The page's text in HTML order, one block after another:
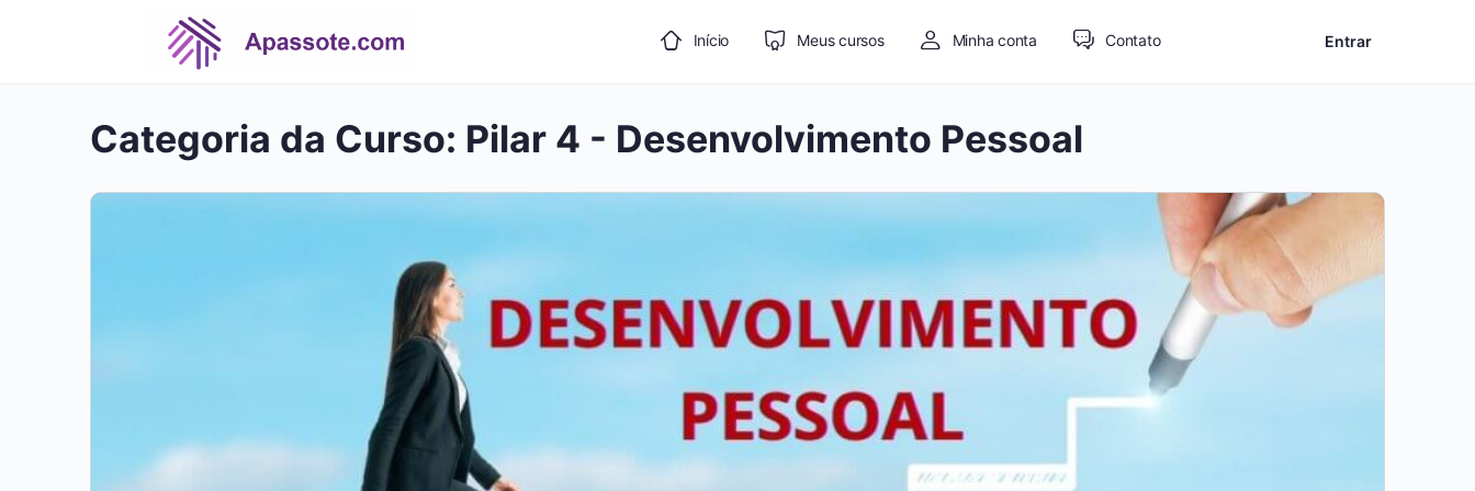
Início Meus cursos Minha conta Contato Entrar
Categoria da Curso: Pilar 4 - Desenvolvimento Pessoal